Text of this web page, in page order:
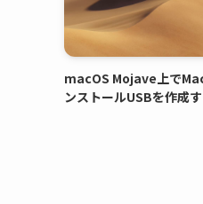
macOS Mojave上で
ンストールUSBを作成